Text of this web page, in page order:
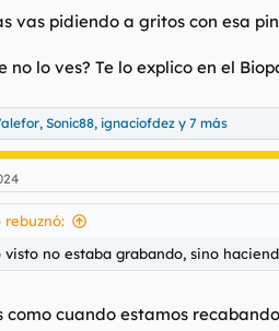
vas pidiendo a gritos con esa
no lo ves? Te lo explico en el
, Sonic88, ignaciofdez y 7 más
rebuznó:
visto no estaba grabando, sino
como cuando estamos